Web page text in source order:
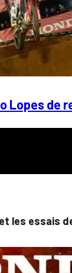
Lopes de
les essais